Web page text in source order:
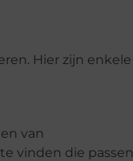
Hier zijn enkele
van
vinden die passen